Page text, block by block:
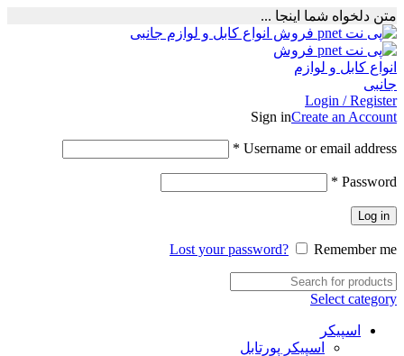
متن دلخواه شما اینجا ...
Login / Register
Sign inCreate an Account
Username or email address
*
Password
*
Log in
Lost your password? Remember me
Select category
اسپیکر
اسپیکر پورتابل